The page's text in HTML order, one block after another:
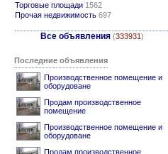
Торговые площади 1562
Прочая недвижимость 697
Все объявления (333931)
Последние объявления
Производственное помещение и
оборудоване
Продам производственное
помещение
Производственное помещение и
оборудоване
Продам производственное